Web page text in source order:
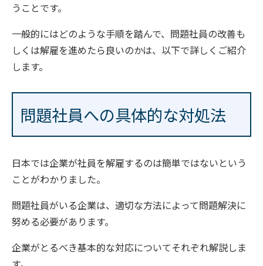
うことです。
一般的にはどのような手順を踏んで、問題社員の改善も
しくは解雇を進めたら良いのかは、以下で詳しくご紹介
します。
問題社員への具体的な対処法
日本では企業が社員を解雇するのは簡単ではないという
ことがわかりました。
問題社員がいる企業は、適切な方法によって問題解決に
努める必要があります。
企業がとるべき基本的な対応についてそれぞれ解説しま